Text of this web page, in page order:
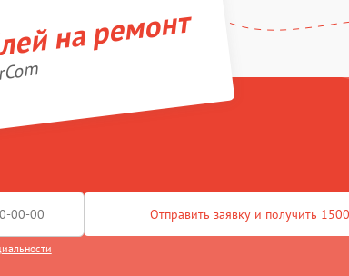
на ремонт
Отправить заявку и получить